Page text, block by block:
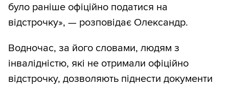
було раніше офіційно податися на
відстрочку», — розповідає Олександр.
Водночас, за його словами, людям з
інвалідністю, які не отримали офіційно
відстрочку, дозволяють піднести документи